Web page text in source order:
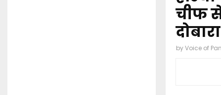
चीफ
byVoice of